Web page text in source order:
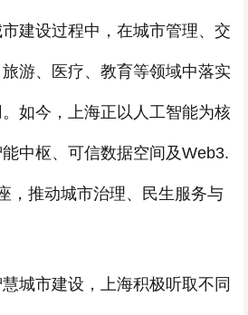
建设过程中，在城市管理、交
游、医疗、教育等领域中落实
如今，上海正以人工智能为核
中枢、可信数据空间及Web3.
，推动城市治理、民生服务与
市建设，上海积极听取不同